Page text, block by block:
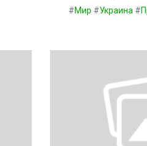
#Мир #Украина #